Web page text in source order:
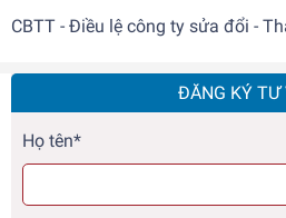
ĐĂNG KÝ TƯ
Họ tên*
CBTT - Điều lệ công ty sửa đổi -